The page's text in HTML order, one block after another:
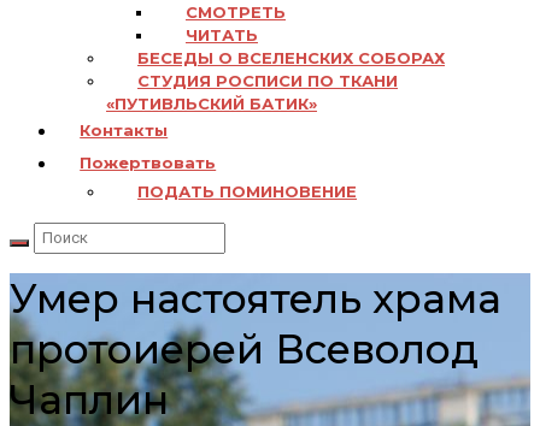
СМОТРЕТЬ
ЧИТАТЬ
БЕСЕДЫ О ВСЕЛЕНСКИХ СОБОРАХ
СТУДИЯ РОСПИСИ ПО ТКАНИ
«ПУТИВЛЬСКИЙ БАТИК»
Контакты
Пожертвовать
ПОДАТЬ ПОМИНОВЕНИЕ
Умер настоятель храма
протоиерей Всеволод
Чаплин